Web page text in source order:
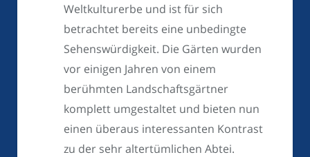
Weltkulturerbe und ist für sich
betrachtet bereits eine unbedingte
Sehenswürdigkeit. Die Gärten wurden
vor einigen Jahren von einem
berühmten Landschaftsgärtner
komplett umgestaltet und bieten nun
einen überaus interessanten Kontrast
zu der sehr altertümlichen Abtei.